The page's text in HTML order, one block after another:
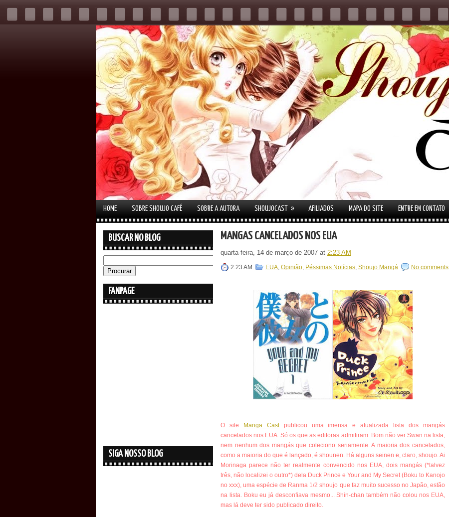
HOME SOBRE SHOUJO CAFÉ SOBRE A AUTORA SHOUJOCAST » AFILIADOS MAPA DO SITE ENTRE EM CONTATO
BUSCAR NO BLOG
FANPAGE
SIGA NOSSO BLOG
MANGÁS CANCELADOS NOS EUA
quarta-feira, 14 de março de 2007 at 2:23 AM
2:23 AM EUA, Opinião, Péssimas Notícias, Shoujo Mangá No comments
O site Manga Cast
publicou uma imensa e atualizada lista dos mangás
cancelados nos EUA. Só os que as editoras admitiram. Bom não ver Swan na lista,
nem nenhum dos mangás que coleciono seriamente. A maioria dos cancelados,
como a maioria do que é lançado, é shounen. Há alguns seinen e, claro, shoujo. Ai
Morinaga parece não ter realmente convencido nos EUA, dois mangás (*talvez
três, não localizei o outro*) dela Duck Prince e Your and My Secret (Boku to Kanojo
no xxx), uma espécie de Ranma 1/2 shoujo que faz muito sucesso no Japão, estão
na lista. Boku eu já desconfiava mesmo... Shin-chan também não colou nos EUA,
mas lá deve ter sido publicado direito.